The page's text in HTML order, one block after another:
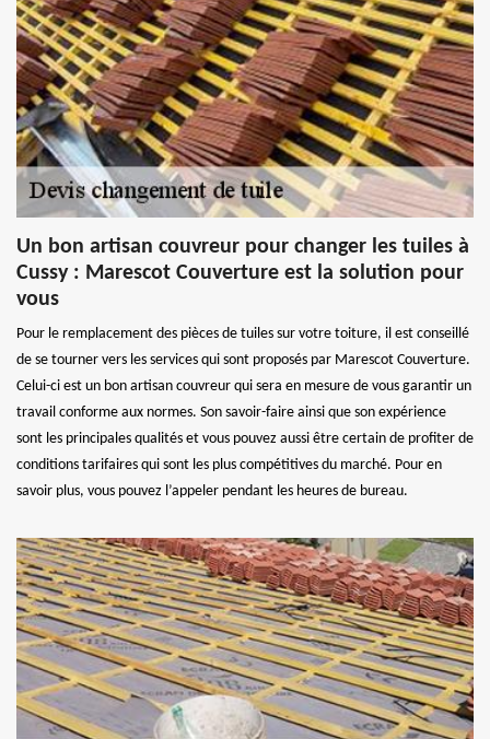
Un bon artisan couvreur pour changer les tuiles à
Cussy : Marescot Couverture est la solution pour
vous
Pour le remplacement des pièces de tuiles sur votre toiture, il est conseillé
de se tourner vers les services qui sont proposés par Marescot Couverture.
Celui-ci est un bon artisan couvreur qui sera en mesure de vous garantir un
travail conforme aux normes. Son savoir-faire ainsi que son expérience
sont les principales qualités et vous pouvez aussi être certain de profiter de
conditions tarifaires qui sont les plus compétitives du marché. Pour en
savoir plus, vous pouvez l’appeler pendant les heures de bureau.